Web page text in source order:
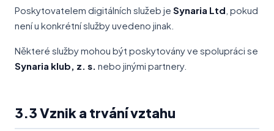
Poskytovatelem digitálních služeb je Synaria Ltd , pokud
není u konkrétní služby uvedeno jinak.
Některé služby mohou být poskytovány ve spolupráci se
Synaria klub, z. s. nebo jinými partnery.
3.3 Vznik a trvání vztahu